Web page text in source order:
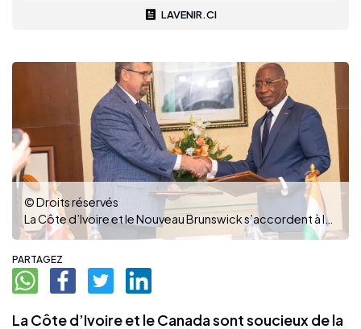
LAVENIR.CI
© Droits réservés
La Côte d’Ivoire et le Nouveau Brunswick s’accordent à la formation de leurs jeunes (Photo : dr)
PARTAGEZ
La Côte d’Ivoire et le Canada sont soucieux de la